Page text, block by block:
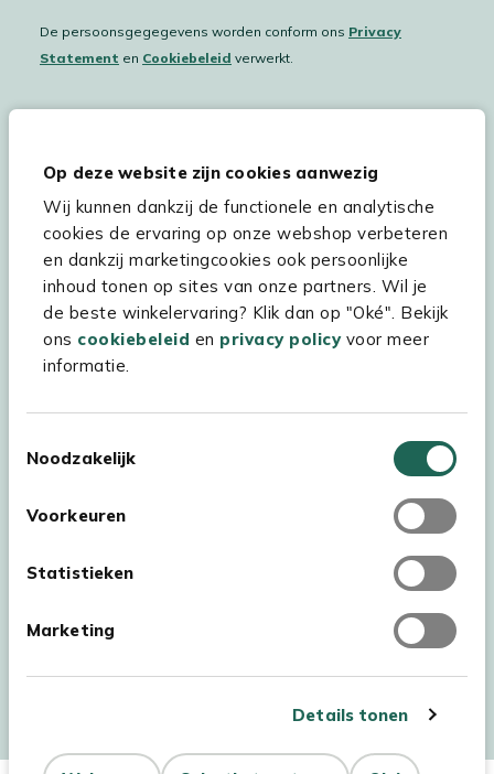
Op deze website zijn cookies aanwezig
Wij kunnen dankzij de functionele en analytische
cookies de ervaring op onze webshop verbeteren
en dankzij marketingcookies ook persoonlijke
inhoud tonen op sites van onze partners. Wil je
de beste winkelervaring? Klik dan op "Oké". Bekijk
ons cookiebeleid en privacy policyvoor meer
informatie.
Noodzakelijk
Voorkeuren
Statistieken
Marketing
Details tonen
De persoonsgegegevens worden conform ons Privacy
Statement en Cookiebeleid verwerkt.
Hulp & service
Assortiment
Kees Smit Tuinmeubelen
Experience Stores XXL